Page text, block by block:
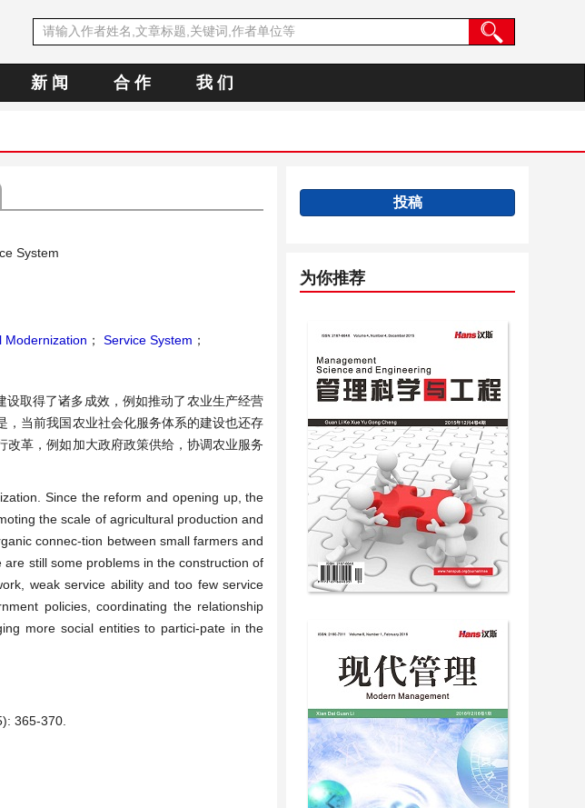
新 闻 合 作 我 们
System
Modernization ； Service System ；
取得了诸多成效，例如推动了农业生产经营
当前我国农业社会化服务体系的建设也还存
革，例如加大政府政策供给，协调农业服务
Since the reform and opening up, the
the scale of agricultural production and
connec-tion between small farmers and
still some problems in the construction of
weak service ability and too few service
policies, coordinating the relationship
more social entities to partici-pate in the
365-370.
投稿
为你推荐